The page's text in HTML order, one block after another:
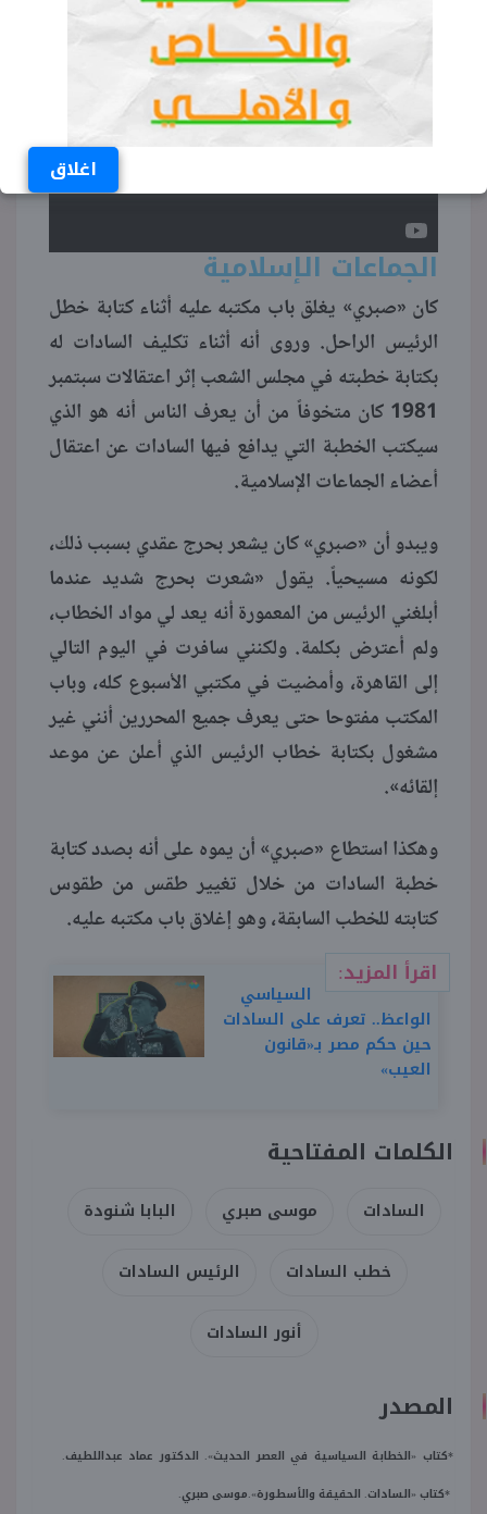
اغلاق
الجماعات الإسلامية
كان «صبري» يغلق باب مكتبه عليه أثناء كتابة خطل
الرئيس الراحل. وروى أنه أثناء تكليف السادات له
بكتابة خطبته في مجلس الشعب إثر اعتقالات سبتمبر
1981 كان متخوفاً من أن يعرف الناس أنه هو الذي
سيكتب الخطبة التي يدافع فيها السادات عن اعتقال
أعضاء الجماعات الإسلامية.
ويبدو أن «صبري» كان يشعر بحرج عقدي بسبب ذلك،
لكونه مسيحياً. يقول «شعرت بحرج شديد عندما
أبلغني الرئيس من المعمورة أنه يعد لي مواد الخطاب،
ولم أعترض بكلمة. ولكنني سافرت في اليوم التالي
إلى القاهرة، وأمضيت في مكتبي الأسبوع كله، وباب
المكتب مفتوحا حتى يعرف جميع المحررين أنني غير
مشغول بكتابة خطاب الرئيس الذي أعلن عن موعد
إلقائه».
وهكذا استطاع «صبري» أن يموه على أنه بصدد كتابة
خطبة السادات من خلال تغيير طقس من طقوس
كتابته للخطب السابقة، وهو إغلاق باب مكتبه عليه.
اقرأ المزيد:
السياسي
الواعظ.. تعرف على السادات
حين حكم مصر بـ«قانون
العيب»
الكلمات المفتاحية
السادات موسى صبري البابا شنودة
خطب السادات الرئيس السادات
أنور السادات
المصدر
*كتاب «الخطابة السياسية في العصر الحديث». الدكتور عماد عبداللطيف.
*كتاب «السادات. الحقيقة والأسطورة».موسى صبري.